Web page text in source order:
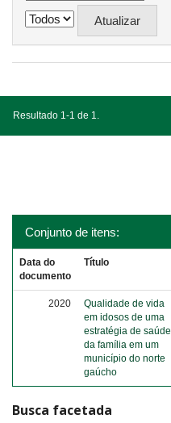
Resultado 1-1 de 1.
Conjunto de itens:
Data do
documento
Título
2020
Qualidade de vida
em idosos de uma
estratégia de saúde
da família em um
município do norte
gaúcho
Busca facetada